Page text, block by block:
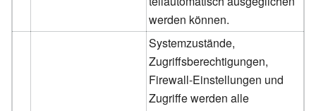
werden können.
Systemzustände,
Zugriffsberechtigungen,
Firewall-Einstellungen und
Zugriffe werden alle